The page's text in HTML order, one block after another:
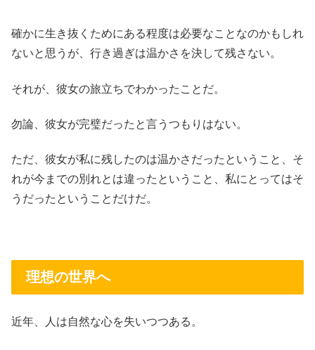
確かに生き抜くためにある程度は必要なことなのかもしれ
ないと思うが、行き過ぎは温かさを決して残さない。
それが、彼女の旅立ちでわかったことだ。
勿論、彼女が完璧だったと言うつもりはない。
ただ、彼女が私に残したのは温かさだったということ、そ
れが今までの別れとは違ったということ、私にとってはそ
うだったということだけだ。
理想の世界へ
近年、人は自然な心を失いつつある。